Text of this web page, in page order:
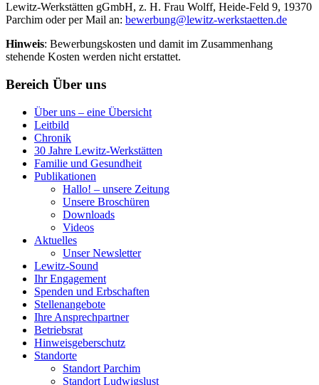
Lewitz-Werkstätten gGmbH, z. H. Frau Wolff, Heide-Feld 9, 19370
Parchim oder per Mail an: bewerbung@lewitz-werkstaetten.de
Hinweis: Bewerbungskosten und damit im Zusammenhang
stehende Kosten werden nicht erstattet.
Bereich Über uns
Über uns – eine Übersicht
Leitbild
Chronik
30 Jahre Lewitz-Werkstätten
Familie und Gesundheit
Publikationen
Hallo! – unsere Zeitung
Unsere Broschüren
Downloads
Videos
Aktuelles
Unser Newsletter
Lewitz-Sound
Ihr Engagement
Spenden und Erbschaften
Stellenangebote
Ihre Ansprechpartner
Betriebsrat
Hinweisgeberschutz
Standorte
Standort Parchim
Standort Ludwigslust